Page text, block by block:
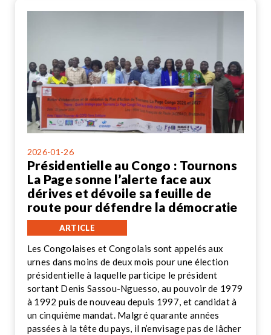
2026-01-26
Présidentielle au Congo : Tournons
La Page sonne l’alerte face aux
dérives et dévoile sa feuille de
route pour défendre la démocratie
ARTICLE
Les Congolaises et Congolais sont appelés aux
urnes dans moins de deux mois pour une élection
présidentielle à laquelle participe le président
sortant Denis Sassou-Nguesso, au pouvoir de 1979
à 1992 puis de nouveau depuis 1997, et candidat à
un cinquième mandat. Malgré quarante années
passées à la tête du pays, il n’envisage pas de lâcher